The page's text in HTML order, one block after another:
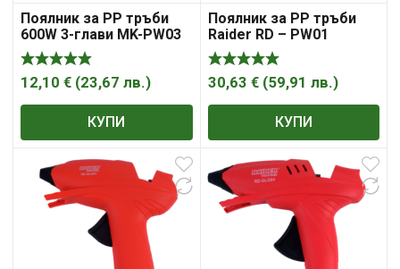
Поялник за РР тръби
600W 3-глави MK-PW03
12,10 € (23,67 лв.)
КУПИ
Поялник за РР тръби
Raider RD – PW01
30,63 € (59,91 лв.)
КУПИ